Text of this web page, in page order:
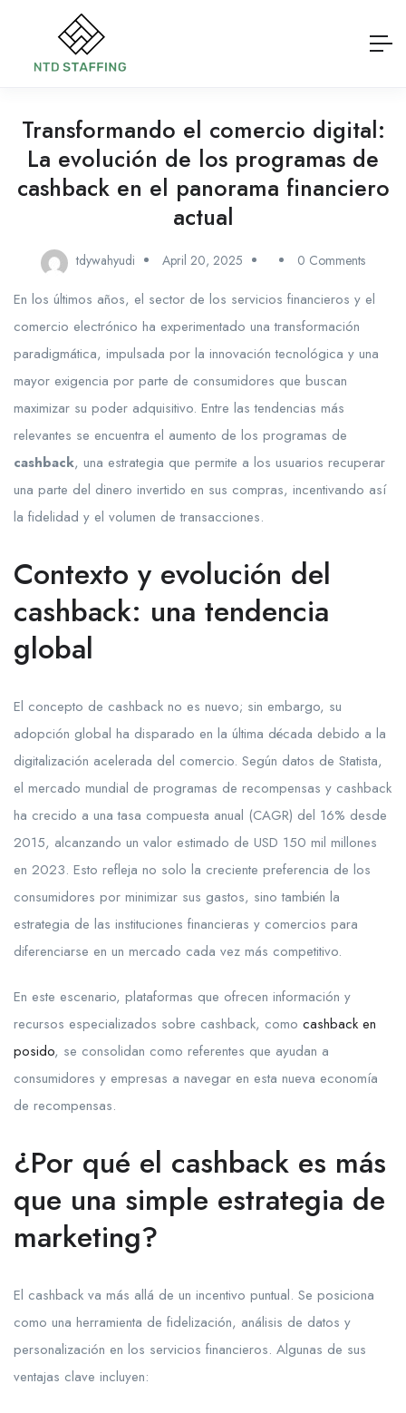
Transformando el comercio digital:
La evolución de los programas de
cashback en el panorama financiero
actual
tdywahyudi April 20, 2025 0 Comments
En los últimos años, el sector de los servicios financieros y el
comercio electrónico ha experimentado una transformación
paradigmática, impulsada por la innovación tecnológica y una
mayor exigencia por parte de consumidores que buscan
maximizar su poder adquisitivo. Entre las tendencias más
relevantes se encuentra el aumento de los programas de
cashback, una estrategia que permite a los usuarios recuperar
una parte del dinero invertido en sus compras, incentivando así
la fidelidad y el volumen de transacciones.
Contexto y evolución del
cashback: una tendencia
global
El concepto de cashback no es nuevo; sin embargo, su
adopción global ha disparado en la última década debido a la
digitalización acelerada del comercio. Según datos de Statista,
el mercado mundial de programas de recompensas y cashback
ha crecido a una tasa compuesta anual (CAGR) del 16% desde
2015, alcanzando un valor estimado de USD 150 mil millones
en 2023. Esto refleja no solo la creciente preferencia de los
consumidores por minimizar sus gastos, sino también la
estrategia de las instituciones financieras y comercios para
diferenciarse en un mercado cada vez más competitivo.
En este escenario, plataformas que ofrecen información y
recursos especializados sobre cashback, como cashback en
posido, se consolidan como referentes que ayudan a
consumidores y empresas a navegar en esta nueva economía
de recompensas.
¿Por qué el cashback es más
que una simple estrategia de
marketing?
El cashback va más allá de un incentivo puntual. Se posiciona
como una herramienta de fidelización, análisis de datos y
personalización en los servicios financieros. Algunas de sus
ventajas clave incluyen: